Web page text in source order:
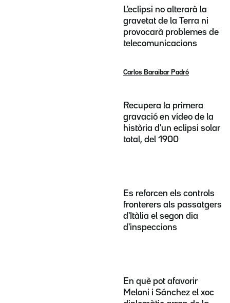
L'eclipsi no alterarà la
gravetat de la Terra ni
provocarà problemes de
telecomunicacions
Carlos Baraibar Padró
Recupera la primera
gravació en vídeo de la
història d'un eclipsi solar
total, del 1900
Es reforcen els controls
fronterers als passatgers
d'Itàlia el segon dia
d'inspeccions
En què pot afavorir
Meloni i Sánchez el xoc